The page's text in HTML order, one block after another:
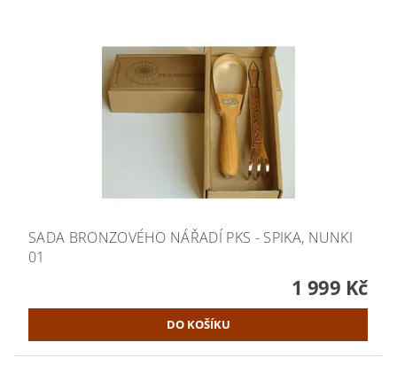
SADA BRONZOVÉHO NÁŘADÍ PKS - SPIKA, NUNKI
01
1 999 Kč